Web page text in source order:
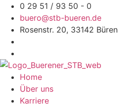
Zum
Inhalt
springen
0 29 51 / 93 50 - 0
buero@stb-bueren.de
Rosenstr. 20, 33142 Büren
Home
Über uns
Karriere